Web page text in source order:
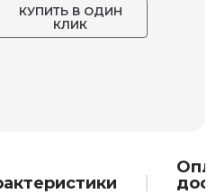
КУПИТЬ В ОДИН
КЛИК